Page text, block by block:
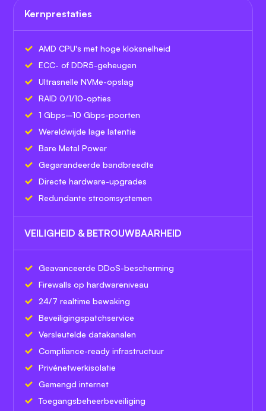
Kernprestaties
AMD CPU's met hoge kloksnelheid
ECC- of DDR5-geheugen
Ultrasnelle NVMe-opslag
RAID 0/1/10-opties
1 Gbps–10 Gbps-poorten
Wereldwijde lage latentie
Bare Metal Power
Gegarandeerde bandbreedte
Directe hardware-upgrades
Redundante stroomsystemen
VEILIGHEID & BETROUWBAARHEID
Geavanceerde DDoS-bescherming
Firewalls op hardwareniveau
24/7 realtime bewaking
Beveiligingspatchservice
Versleutelde datakanalen
Compliance-ready infrastructuur
Privénetwerkisolatie
Gemengd internet
Toegangsbeheerbeveiliging